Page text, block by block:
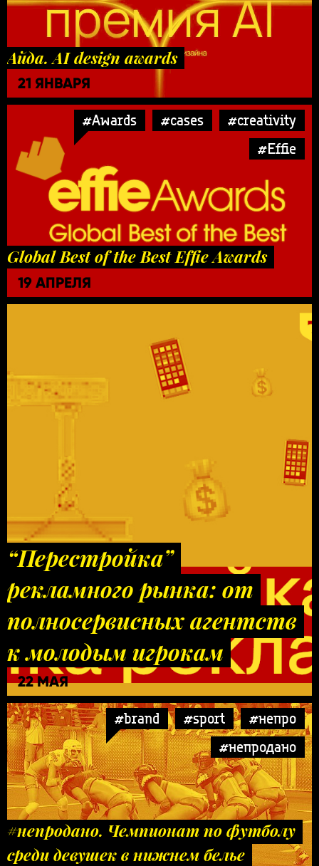
Айда. AI design awards
21 ЯНВАРЯ
#Awards #cases
#creativity
#Effie
Global Best of the Best Effie Awards
19 АПРЕЛЯ
“Перестройка”
рекламного рынка: от
полносервисных агентств
к молодым игрокам
22 МАЯ
#brand #sport
#непро
#непродано
#непродано. Чемпионат по футболу
среди девушек в нижнем белье